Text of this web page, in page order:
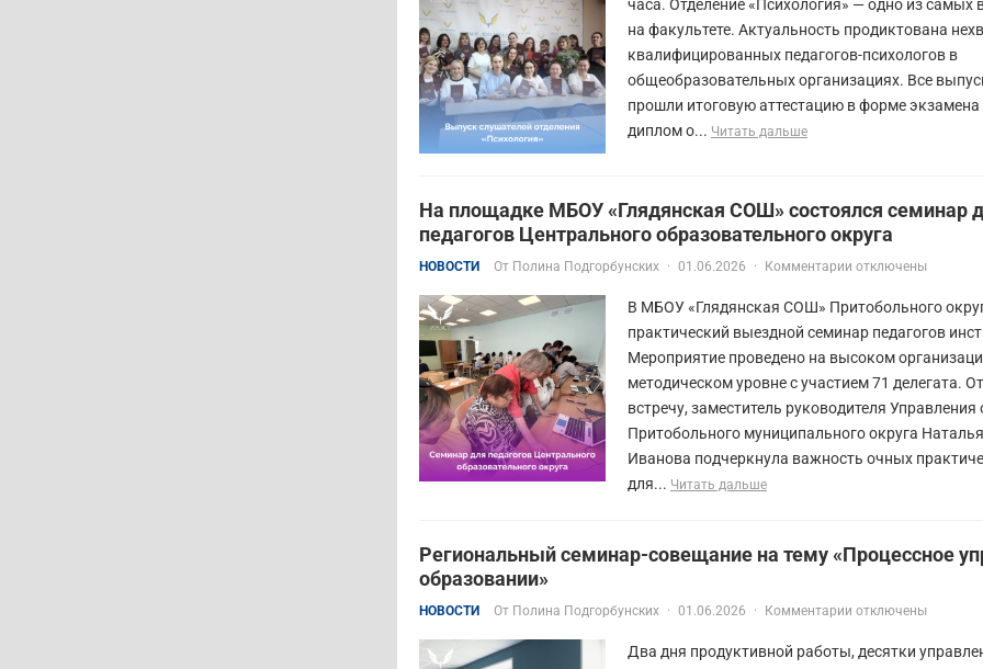
часа. Отделение «Психология» — одно из самых
на факультете. Актуальность продиктована
квалифицированных педагогов-психологов в
общеобразовательных организациях. Все
прошли итоговую аттестацию в форме экзамена
диплом о... Читать дальше
На площадке МБОУ «Глядянская СОШ» состоялся семинар
педагогов Центрального образовательного округа
НОВОСТИ От Полина Подгорбунских · 01.06.2026 · Комментарии отключены
В МБОУ «Глядянская СОШ» Притобольного
практический выездной семинар педагогов
Мероприятие проведено на высоком
методическом уровне с участием 71 делегата.
встречу, заместитель руководителя
Притобольного муниципального округа
Иванова подчеркнула важность очных
для... Читать дальше
Региональный семинар-совещание на тему «Процессное
образовании»
НОВОСТИ От Полина Подгорбунских · 01.06.2026 · Комментарии отключены
Два дня продуктивной работы, десятки